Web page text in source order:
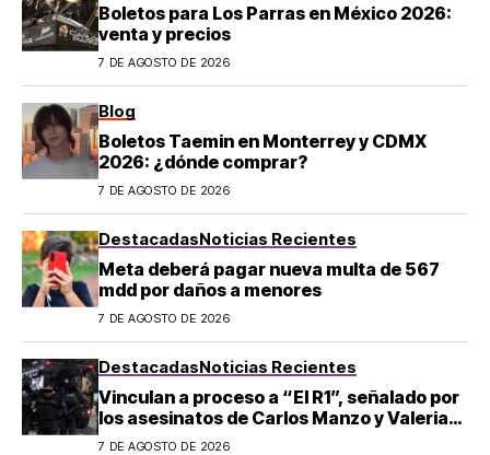
Boletos para Los Parras en México 2026:
venta y precios
7 DE AGOSTO DE 2026
Blog
Boletos Taemin en Monterrey y CDMX
2026: ¿dónde comprar?
7 DE AGOSTO DE 2026
DestacadasNoticias Recientes
Meta deberá pagar nueva multa de 567
mdd por daños a menores
7 DE AGOSTO DE 2026
DestacadasNoticias Recientes
Vinculan a proceso a “El R1”, señalado por
los asesinatos de Carlos Manzo y Valeria
Márquez
7 DE AGOSTO DE 2026